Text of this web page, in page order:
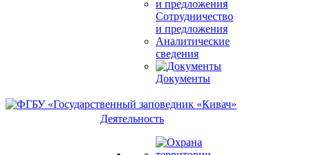
Сотрудничество
и предложения
Аналитические
сведения
Документы
Деятельность